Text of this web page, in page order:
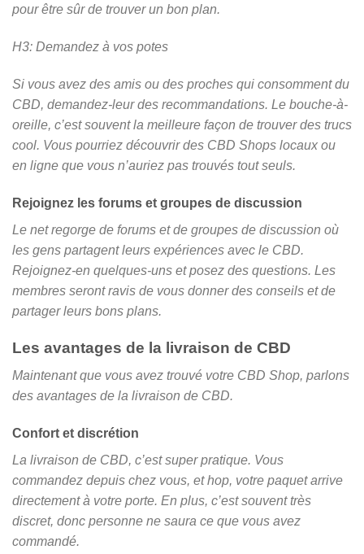
pour être sûr de trouver un bon plan.
H3: Demandez à vos potes
Si vous avez des amis ou des proches qui consomment du
CBD, demandez-leur des recommandations. Le bouche-à-
oreille, c’est souvent la meilleure façon de trouver des trucs
cool. Vous pourriez découvrir des CBD Shops locaux ou
en ligne que vous n’auriez pas trouvés tout seuls.
Rejoignez les forums et groupes de discussion
Le net regorge de forums et de groupes de discussion où
les gens partagent leurs expériences avec le CBD.
Rejoignez-en quelques-uns et posez des questions. Les
membres seront ravis de vous donner des conseils et de
partager leurs bons plans.
Les avantages de la livraison de CBD
Maintenant que vous avez trouvé votre CBD Shop, parlons
des avantages de la livraison de CBD.
Confort et discrétion
La livraison de CBD, c’est super pratique. Vous
commandez depuis chez vous, et hop, votre paquet arrive
directement à votre porte. En plus, c’est souvent très
discret, donc personne ne saura ce que vous avez
commandé.